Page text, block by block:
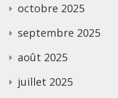
octobre 2025
septembre 2025
août 2025
juillet 2025